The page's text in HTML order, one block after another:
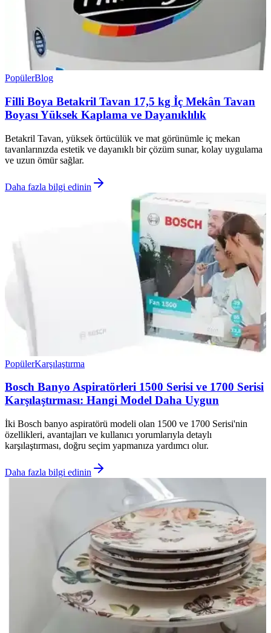
PopülerBlog
Filli Boya Betakril Tavan 17,5 kg İç Mekân Tavan
Boyası Yüksek Kaplama ve Dayanıklılık
Betakril Tavan, yüksek örtücülük ve mat görünümle iç mekan
tavanlarınızda estetik ve dayanıklı bir çözüm sunar, kolay uygulama
ve uzun ömür sağlar.
Daha fazla bilgi edinin
PopülerKarşılaştırma
Bosch Banyo Aspiratörleri 1500 Serisi ve 1700 Serisi
Karşılaştırması: Hangi Model Daha Uygun
İki Bosch banyo aspiratörü modeli olan 1500 ve 1700 Serisi'nin
özellikleri, avantajları ve kullanıcı yorumlarıyla detaylı
karşılaştırması, doğru seçim yapmanıza yardımcı olur.
Daha fazla bilgi edinin